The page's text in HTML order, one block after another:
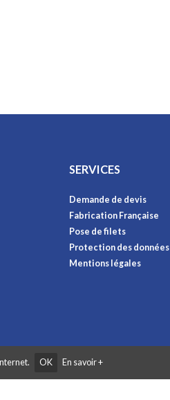
SERVICES
Demande de devis
Fabrication Française
Pose de filets
Protection des données
Mentions légales
OK En savoir +